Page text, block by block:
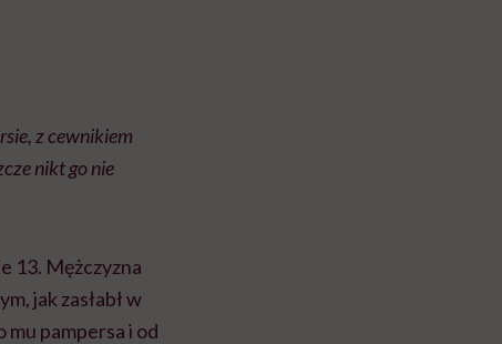
z cewnikiem
nikt go nie
13. Mężczyzna
jak zasłabł w
mu pampersa i od